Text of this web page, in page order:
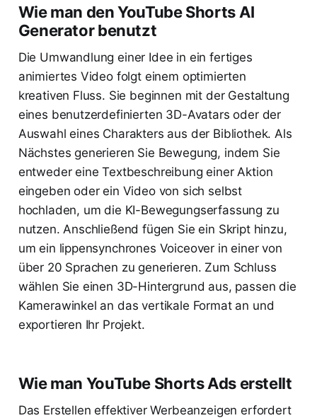
Wie man den YouTube Shorts AI
Generator benutzt
Die Umwandlung einer Idee in ein fertiges
animiertes Video folgt einem optimierten
kreativen Fluss. Sie beginnen mit der Gestaltung
eines benutzerdefinierten 3D-Avatars oder der
Auswahl eines Charakters aus der Bibliothek. Als
Nächstes generieren Sie Bewegung, indem Sie
entweder eine Textbeschreibung einer Aktion
eingeben oder ein Video von sich selbst
hochladen, um die KI-Bewegungserfassung zu
nutzen. Anschließend fügen Sie ein Skript hinzu,
um ein lippensynchrones Voiceover in einer von
über 20 Sprachen zu generieren. Zum Schluss
wählen Sie einen 3D-Hintergrund aus, passen die
Kamerawinkel an das vertikale Format an und
exportieren Ihr Projekt.
Wie man YouTube Shorts Ads erstellt
Das Erstellen effektiver Werbeanzeigen erfordert